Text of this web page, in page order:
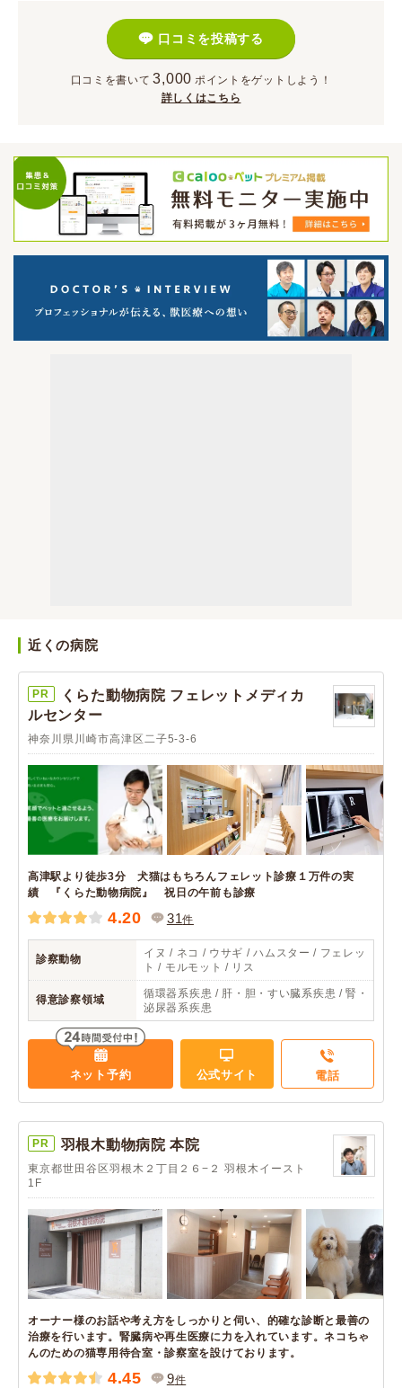
口コミを投稿する
口コミを書いて 3,000 ポイント をゲットしよう！
詳しくはこちら
近くの病院
PR
くらた動物病院 フェレットメディカ
ルセンター
神奈川県川崎市高津区二子5-3-6
高津駅より徒歩3分 犬猫はもちろんフェレット診療１万件の実
績 『くらた動物病院』 祝日の午前も診療
4.20 31件
診察動物
イヌ / ネコ / ウサギ / ハムスター / フェレッ
ト / モルモット / リス
得意診察領域
循環器系疾患 / 肝・胆・すい臓系疾患 / 腎・
泌尿器系疾患
ネット予約 公式サイト 電話
PR 羽根木動物病院 本院
東京都世田谷区羽根木２丁目２６−２ 羽根木イースト
1F
オーナー様のお話や考え方をしっかりと伺い、的確な診断と最善の
治療を行います。腎臓病や再生医療に力を入れています。ネコちゃ
んのための猫専用待合室・診察室を設けております。
4.45 9件